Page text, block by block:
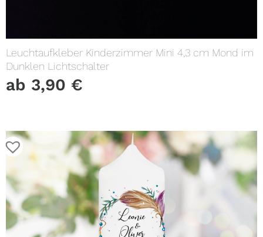
Leuchtaufkleber Kinderzimmer Mini 4,3 cm Mond im
Dunklen Lichtschalter
ab 3,90 €